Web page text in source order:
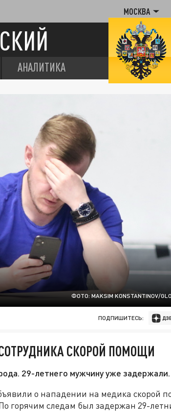
МОСКВА
АНАЛИТИКА
ФОТО: MAKSIM KONSTANTINOV/
ПОДПИШИТЕСЬ:
СКОРОЙ ПОМОЩИ
29-летнего мужчину уже задержали.
о нападении на медика скорой
горячим следам был задержан 29-